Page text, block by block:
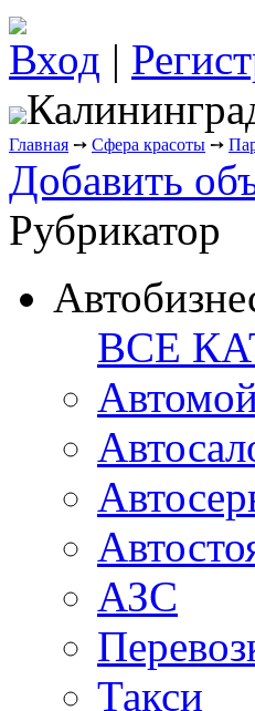
Вход |
Главная ➙ Сфера красоты ➙
Добавить
Рубрикатор
ВСЕ
АЗС
Такси